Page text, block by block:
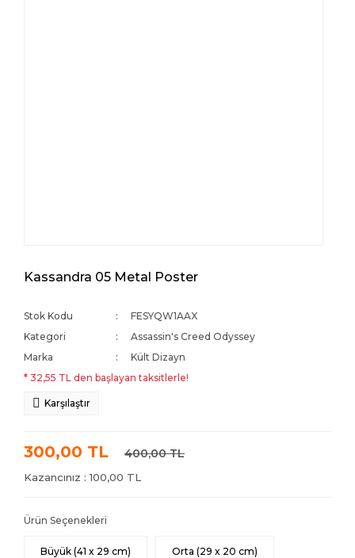
Kassandra 05 Metal Poster
Stok Kodu
FESYQW1AAX
Kategori
Assassin's Creed Odyssey
Marka
Kült Dizayn
* 32,55 TL den başlayan taksitlerle!
Karşılaştır
300,00 TL 400,00 TL
Kazancınız : 100,00 TL
Ürün Seçenekleri
Büyük (41 x 29 cm) Orta (29 x 20 cm)